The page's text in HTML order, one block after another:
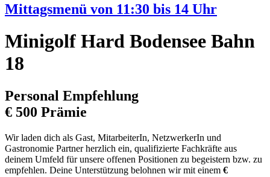
Mittagsmenü von 11:30 bis 14 Uhr
Minigolf Hard Bodensee Bahn
18
Personal Empfehlung
€ 500 Prämie
Wir laden dich als Gast, MitarbeiterIn, NetzwerkerIn und
Gastronomie Partner herzlich ein, qualifizierte Fachkräfte aus
deinem Umfeld für unsere offenen Positionen zu begeistern bzw. zu
empfehlen. Deine Unterstützung belohnen wir mit einem €